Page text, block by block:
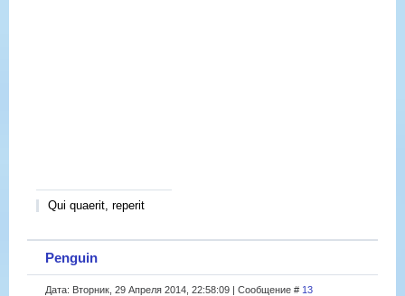
Qui quaerit, reperit
Penguin
Дата: Вторник, 29 Апреля 2014, 22:58:09 | Сообщение # 13